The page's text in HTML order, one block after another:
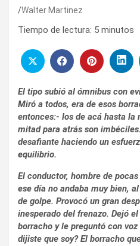
Walter Martinez
Tiempo de lectura: 5 minutos
El tipo subió al ómnibus con
Miró a todos, era de esos
entonces:- los de acá hasta la
mitad para atrás son
desafiante haciendo un
equilibrio.
El conductor, hombre de
ese día no andaba muy bien,
de golpe. Provocó un gran
inesperado del frenazo. Dejó
borracho y le preguntó con
dijiste que soy? El borracho